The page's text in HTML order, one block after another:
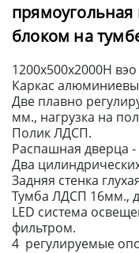
прямоугольная
блоком на
Каркас
Две плавно
мм., нагрузка на
Полик ЛДСП.
Распашная дверца -
Два
Задняя стенка
Тумба ЛДСП 16мм.,
LED система
фильтром.
4 регулируемые
1200х500х2000H